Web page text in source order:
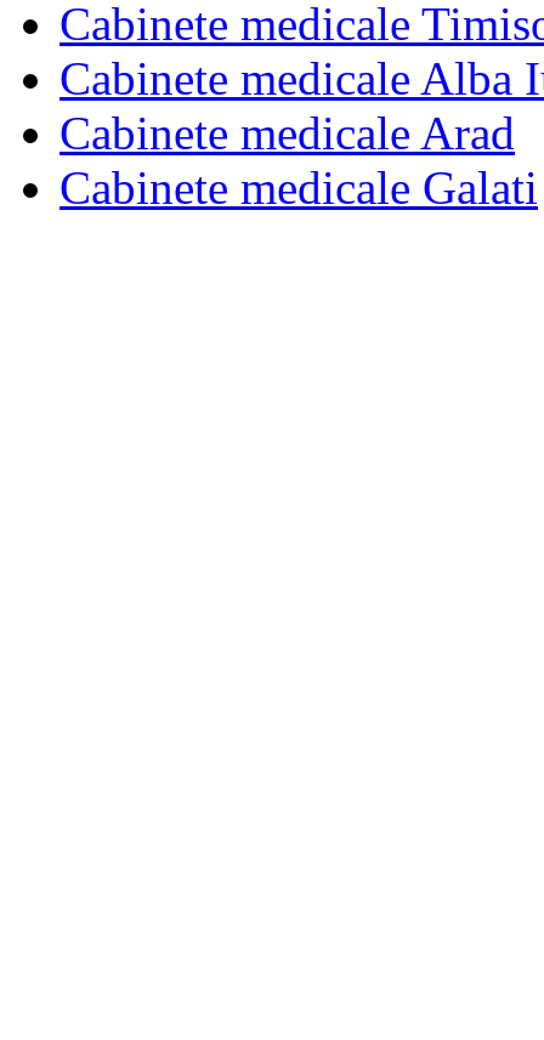
Cabinete medicale
Cabinete medicale Alba
Cabinete medicale Arad
Cabinete medicale Galati